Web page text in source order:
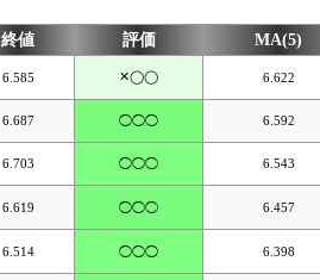
終値 評価 MA(5)
6.585 ✕◯◯ 6.622
6.687 ◯◯◯ 6.592
6.703 ◯◯◯ 6.543
6.619 ◯◯◯ 6.457
6.514 ◯◯◯ 6.398